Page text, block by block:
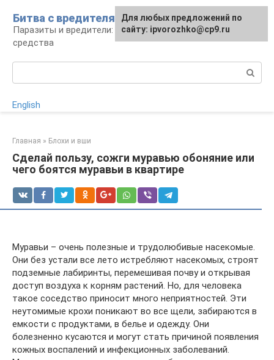
контенту
Битва с вредителями
Паразиты и вредители: виды, борьба,
средства
English
Главная » Блохи и вши
Сделай пользу, сожги муравью обоняние или
чего боятся муравьи в квартире
Муравьи – очень полезные и трудолюбивые насекомые.
Они без устали все лето истребляют насекомых, строят
подземные лабиринты, перемешивая почву и открывая
доступ воздуха к корням растений. Но, для человека
такое соседство приносит много неприятностей. Эти
неутомимые крохи поникают во все щели, забираются в
емкости с продуктами, в белье и одежду. Они
болезненно кусаются и могут стать причиной появления
кожных воспалений и инфекционных заболеваний.
Для любых предложений по
сайту: ipvorozhko@cp9.ru